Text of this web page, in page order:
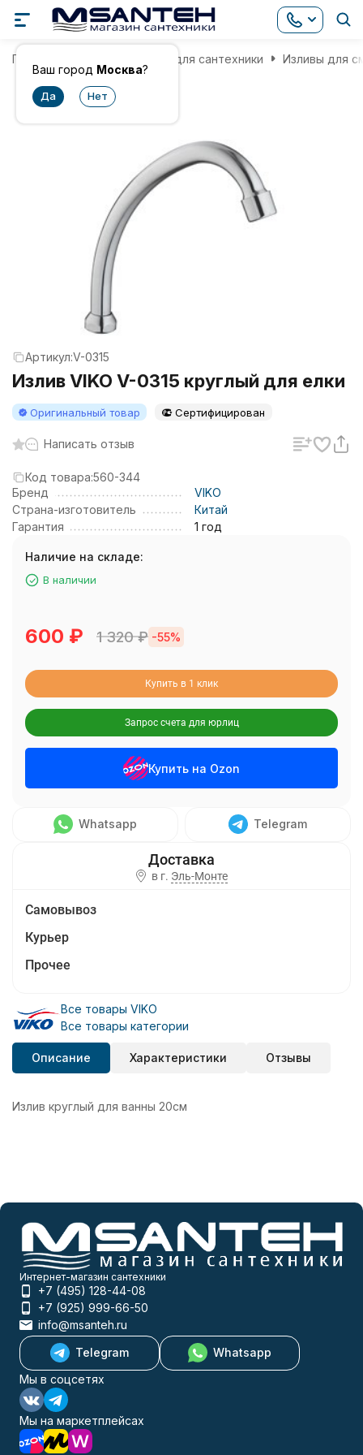
Ваш город Москва?
Главная Комплектующие для сантехники Изливы для
Артикул:V-0315
Излив VIKO V-0315 круглый для елки
Оригинальный товар Сертифицирован
Написать отзыв
Код товара:560-344
Бренд
VIKO
Страна-изготовитель
Китай
Гарантия
1 год
Наличие на складе:
В наличии
600 ₽ 1 320₽ -55%
Купить в 1 клик
Запрос счета для юрлиц
Купить на Ozon
Whatsapp Telegram
в г. Эль-Монте
Самовывоз
Курьер
Прочее
Все товары VIKO
Все товары категории
Описание Характеристики Отзывы
Излив круглый для ванны 20см
Интернет-магазин сантехники
+7 (495) 128-44-08
+7 (925) 999-66-50
info@msanteh.ru
Telegram
Whatsapp
Мы в соцсетях
Мы на маркетплейсах